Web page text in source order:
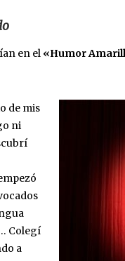
en el «Humor
de mis
ni
Colegí
a